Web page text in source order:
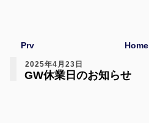
Prv Home
2025年4月23日
GW休業日のお知らせ